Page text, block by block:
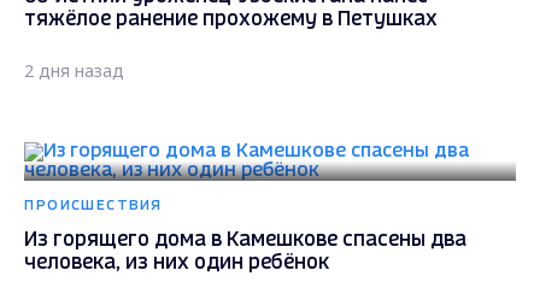
тяжёлое ранение прохожему в Петушках
2 дня назад
ПРОИСШЕСТВИЯ
Из горящего дома в Камешкове спасены два
человека, из них один ребёнок